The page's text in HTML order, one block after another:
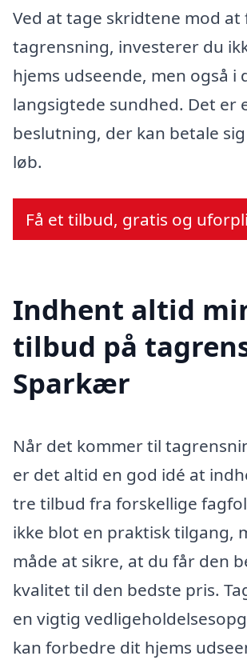
Ved at tage skridtene mod
tagrensning, investerer du
hjems udseende, men også i
langsigtede sundhed. Det er
beslutning, der kan betale
løb.
Få et tilbud, gratis og
Indhent altid
tilbud på
Sparkær
Når det kommer til
er det altid en god idé at
tre tilbud fra forskellige
ikke blot en praktisk tilgang,
måde at sikre, at du får den
kvalitet til den bedste pris.
en vigtig
kan forbedre dit hjems